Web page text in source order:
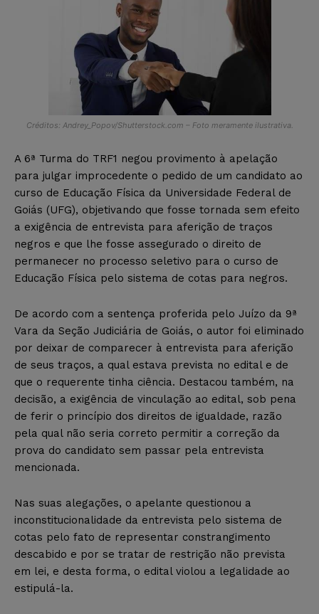
Créditos: Andrey_Popov/Shutterstock.com – Foto meramente ilustrativa.
A 6ª Turma do TRF1 negou provimento à apelação
para julgar improcedente o pedido de um candidato ao
curso de Educação Física da Universidade Federal de
Goiás (UFG), objetivando que fosse tornada sem efeito
a exigência de entrevista para aferição de traços
negros e que lhe fosse assegurado o direito de
permanecer no processo seletivo para o curso de
Educação Física pelo sistema de cotas para negros.
De acordo com a sentença proferida pelo Juízo da 9ª
Vara da Seção Judiciária de Goiás, o autor foi eliminado
por deixar de comparecer à entrevista para aferição
de seus traços, a qual estava prevista no edital e de
que o requerente tinha ciência. Destacou também, na
decisão, a exigência de vinculação ao edital, sob pena
de ferir o princípio dos direitos de igualdade, razão
pela qual não seria correto permitir a correção da
prova do candidato sem passar pela entrevista
mencionada.
Nas suas alegações, o apelante questionou a
inconstitucionalidade da entrevista pelo sistema de
cotas pelo fato de representar constrangimento
descabido e por se tratar de restrição não prevista
em lei, e desta forma, o edital violou a legalidade ao
estipulá-la.